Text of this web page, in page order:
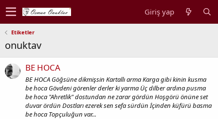
Giriş yap
Etiketler
onuktav
BE HOCA
BE HOCA Göğsüne dikmişsin Kartallı arma Karga gibi kinin kusma
be hoca Gövdeni görenler derler ki yarma Üç dilber ardına pusma
be hoca "Ahretlik" dostundan ne zarar gördün Hoşgörü önüne set
duvar ördün Dostları ezerek sen sefa sürdün İçinden küfürü basma
be hoca Topçuluğun var...